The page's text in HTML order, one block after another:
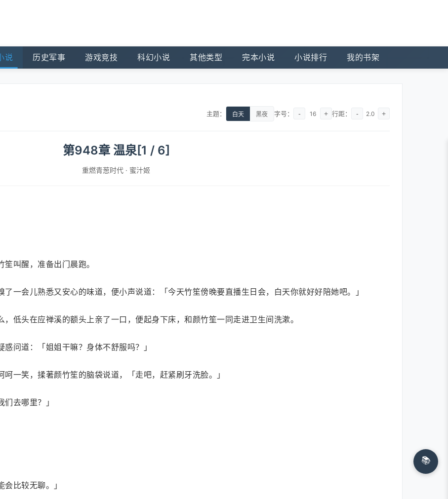
说 历史军事 游戏竞技 科幻小说 其他类型 完本小说 小说排行 我的书架
主题： 白天 黑夜 字号： - 16 + 行距： - 2.0 +
第948章 温泉[1 / 6]
重燃青葱时代 · 蜜汁姬
叫醒，准备出门晨跑。
一会儿熟悉又安心的味道，便小声说道：「今天竹笙傍晚要直播生日会，白天你就好好陪她吧。」
，低头在应禅溪的额头上亲了一口，便起身下床，和颜竹笙一同走进卫生间洗漱。
问道：「姐姐干嘛？身体不舒服吗？」
呵一笑，揉著颜竹笙的脑袋说道，「走吧，赶紧刷牙洗脸。」
去哪里？」
比较无聊。」
📚